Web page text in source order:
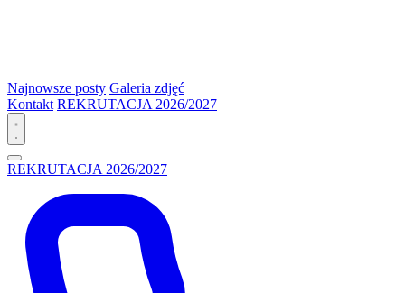
Najnowsze posty Galeria zdjęć
Kontakt REKRUTACJA 2026/2027
REKRUTACJA 2026/2027